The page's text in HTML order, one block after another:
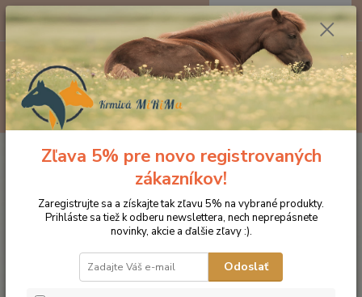
Menu
0ks
za0 €
Značka oblečenia MONTAR ZĽAVY! Mikiny
MONTAR mikina
Kamila velvet tmavomodrá
MONTAR mikina Kamila velvet
tmavomodrá
Akcia
Zľava 5% pre novo registrovaných
zákazníkov!
Zaregistrujte sa a získajte tak zľavu 5% na vybrané produkty.
Prihláste sa tiež k odberu newslettera, nech neprepásnete
novinky, akcie a ďalšie zľavy :).
Odoslať